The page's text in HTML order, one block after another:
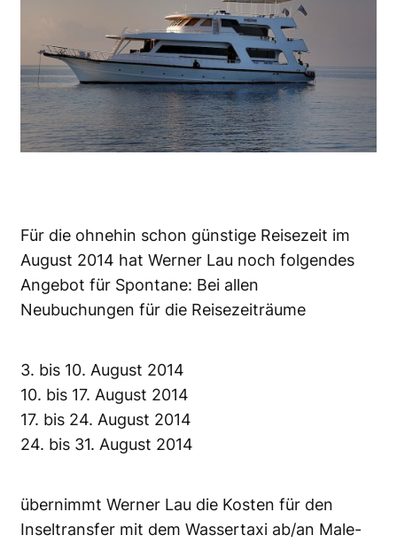
Für die ohnehin schon günstige Reisezeit im
August 2014 hat Werner Lau noch folgendes
Angebot für Spontane: Bei allen
Neubuchungen für die Reisezeiträume
3. bis 10. August 2014
10. bis 17. August 2014
17. bis 24. August 2014
24. bis 31. August 2014
übernimmt Werner Lau die Kosten für den
Inseltransfer mit dem Wassertaxi ab/an Male-